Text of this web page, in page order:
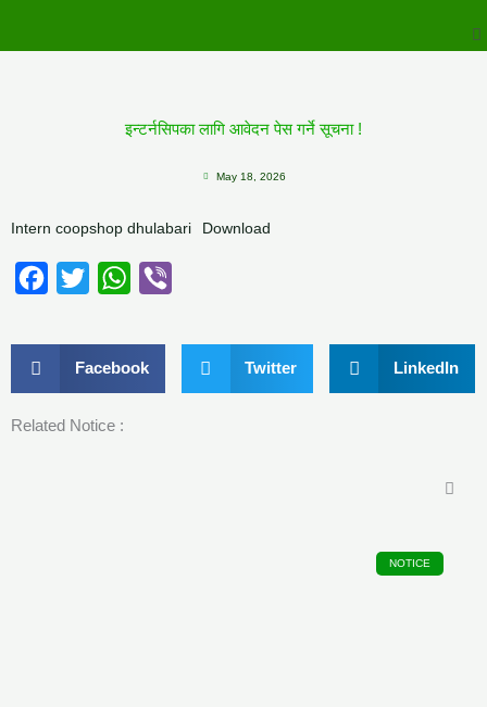
content
इन्टर्नसिपका लागि आवेदन पेस गर्ने सूचना !
May 18, 2026
Intern coopshop dhulabari Download
Facebook
Twitter WhatsApp
Facebook Twitter LinkedIn
Related Notice :
NOTICE